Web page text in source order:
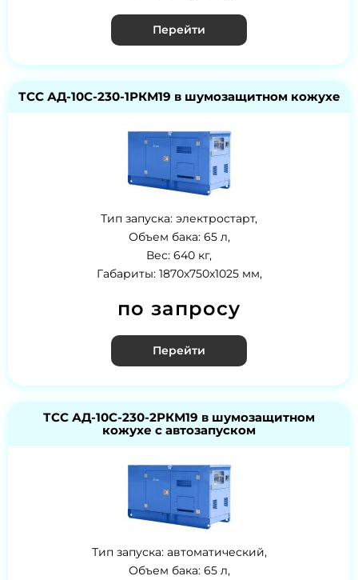
Перейти
ТСС АД-10С-230-1РКМ19 в шумозащитном кожухе
Тип запуска: электростарт,
Объем бака: 65 л,
Вес: 640 кг,
Габариты: 1870х750х1025 мм,
по запросу
Перейти
ТСС АД-10С-230-2РКМ19 в шумозащитном
кожухе с автозапуском
Тип запуска: автоматический,
Объем бака: 65 л,